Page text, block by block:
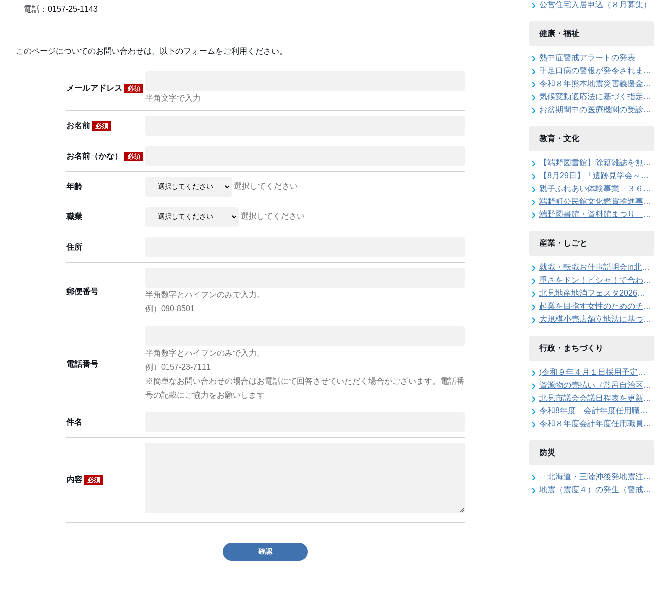
電話：0157-25-1143
このページについてのお問い合わせは、以下のフォームをご利用ください。
メールアドレス 必須
半角文字で入力
お名前 必須
お名前（かな） 必須
年齢 選択してください
職業 選択してください
住所
郵便番号
半角数字とハイフンのみで入力。
例）090-8501
電話番号
半角数字とハイフンのみで入力。
例）0157-23-7111
※簡単なお問い合わせの場合はお電話にて回答させていただく場合がございます。電話番
号の記載にご協力をお願いします
件名
内容 必須
確認
公営住宅入居申込（８月募集）
健康・福祉
熱中症警戒アラートの発表
手足口病の警報が発令されました
令和８年熊本地震災害義援金を受け付けています
気候変動適応法に基づく指定暑熱避難施設に係る協定締結式を開催しました
お盆期間中の医療機関の受診について
教育・文化
【端野図書館】除籍雑誌を無料配布します
【8月29日】「遺跡見学会～東京大学の遺跡発掘現場を特別公開」参加者を募集します
親子ふれあい体験事業「３６０度の大パノラマ！親子で仁頃登山」の参加者募集のお知らせ
端野町公民館文化鑑賞推進事業「石田泰尚ヴァイオリンリサイタル」を開催します
端野図書館・資料館まつり ボランティアスタッフ大募集！
産業・しごと
就職・転職お仕事説明会in北見を開催します
重さをドン！ピシャ！で合わせろ てんびんゲ～ムの参加者を募集します（北見地産地消フェスタ2026）
北見地産地消フェスタ2026のステージイベント出演者を募集します
起業を目指す女性のためのチャレンジショップを開催します！
大規模小売店舗立地法に基づく届出書の縦覧を行っています
行政・まちづくり
(令和９年４月１日採用予定）北見市職員採用候補者試験（Ａ日程）第１次試験合格発表
資源物の売払い（常呂自治区が回収した鉄くず）
北見市議会会議日程表を更新しました
令和8年度 会計年度任用職員（上下水道局 公営企業契約管理事務員）の募集
令和８年度会計年度任用職員（給食調理補助員）の募集（常呂学校給食センター）
防災
「北海道・三陸沖後発地震注意情報」の特別な注意の呼び掛け期間の終了
地震（震度４）の発生（警戒配備体制の解除）